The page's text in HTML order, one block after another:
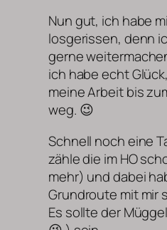
Nun gut, ich habe
losgerissen, denn
gerne
ich habe echt
meine Arbeit bis
weg. 😉
Schnell noch eine
zähle die im HO
mehr) und dabei
Grundroute mit mir
Es sollte der